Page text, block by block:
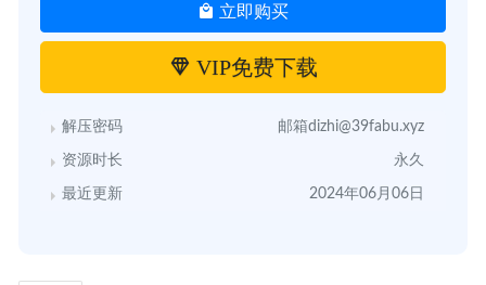
立即购买
VIP免费下载
解压密码 邮箱dizhi@39fabu.xyz
资源时长 永久
最近更新 2024年06月06日